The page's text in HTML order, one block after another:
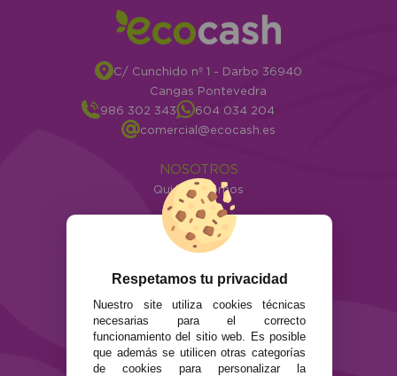
C/ Cunchido nº 1 - Darbo 36940
Cangas Pontevedra
986 302 343
604 034 204
comercial@ecocash.es
NOSOTROS
Quiénes somos
Info
ATENCIÓN AL CLIENTE
Formas de pago
Preguntas Frecuentes
Contacto
SEGURIDAD Y PRIVACIDAD
Respetamos tu privacidad
Nuestro site utiliza cookies técnicas
necesarias para el correcto
funcionamiento del sitio web. Es posible
que además se utilicen otras categorías
de cookies para personalizar la